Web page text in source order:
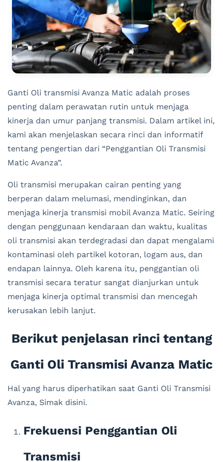
Ganti Oli transmisi Avanza Matic adalah proses
penting dalam perawatan rutin untuk menjaga
kinerja dan umur panjang transmisi. Dalam artikel ini,
kami akan menjelaskan secara rinci dan informatif
tentang pengertian dari “Penggantian Oli Transmisi
Matic Avanza”.
Oli transmisi merupakan cairan penting yang
berperan dalam melumasi, mendinginkan, dan
menjaga kinerja transmisi mobil Avanza Matic. Seiring
dengan penggunaan kendaraan dan waktu, kualitas
oli transmisi akan terdegradasi dan dapat mengalami
kontaminasi oleh partikel kotoran, logam aus, dan
endapan lainnya. Oleh karena itu, penggantian oli
transmisi secara teratur sangat dianjurkan untuk
menjaga kinerja optimal transmisi dan mencegah
kerusakan lebih lanjut.
Berikut penjelasan rinci tentang
Ganti Oli Transmisi Avanza Matic
Hal yang harus diperhatikan saat Ganti Oli Transmisi
Avanza, Simak disini.
Frekuensi Penggantian Oli
Transmisi